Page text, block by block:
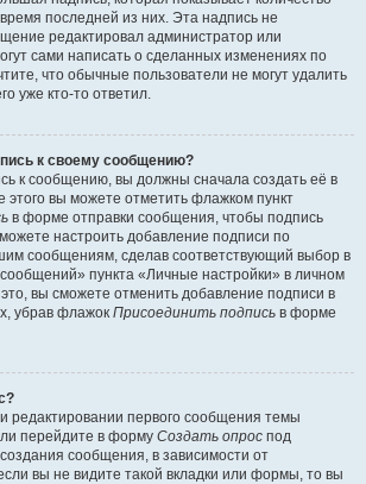
последней из них. Эта надпись не
редактировал администратор или
сами написать о сделанных изменениях по
что обычные пользователи не могут удалить
уже кто-то ответил.
к своему сообщению?
к сообщению, вы должны сначала создать её в
этого вы можете отметить флажком пункт
в форме отправки сообщения, чтобы подпись
настроить добавление подписи по
сообщениям, сделав соответствующий выбор в
пункта «Личные настройки» в личном
вы сможете отменить добавление подписи в
убрав флажок Присоединить подпись в форме
редактировании первого сообщения темы
перейдите в форму Создать опрос под
сообщения, в зависимости от
вы не видите такой вкладки или формы, то вы